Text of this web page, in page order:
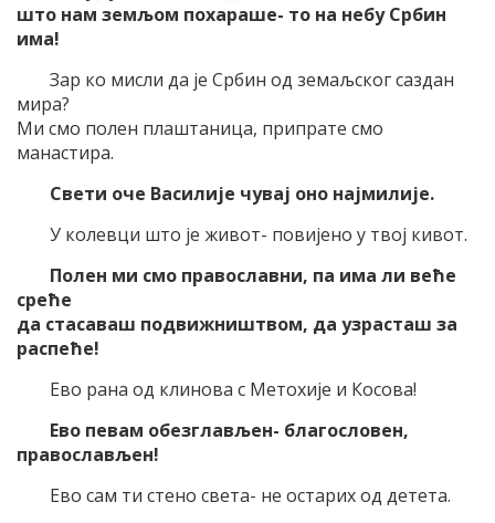
што нам земљом похараше- то на небу Србин
има!
Зар ко мисли да је Србин од земаљског саздан
мира?
Ми смо полен плаштаница, припрате смо
манастира.
Свети оче Василије чувај оно најмилије.
У колевци што је живот- повијено у твој кивот.
Полен ми смо православни, па има ли веће
среће
да стасаваш подвижништвом, да узрасташ за
распеће!
Ево рана од клинова с Метохије и Косова!
Ево певам обезглављен- благословен,
православљен!
Ево сам ти стено света- не остарих од детета.